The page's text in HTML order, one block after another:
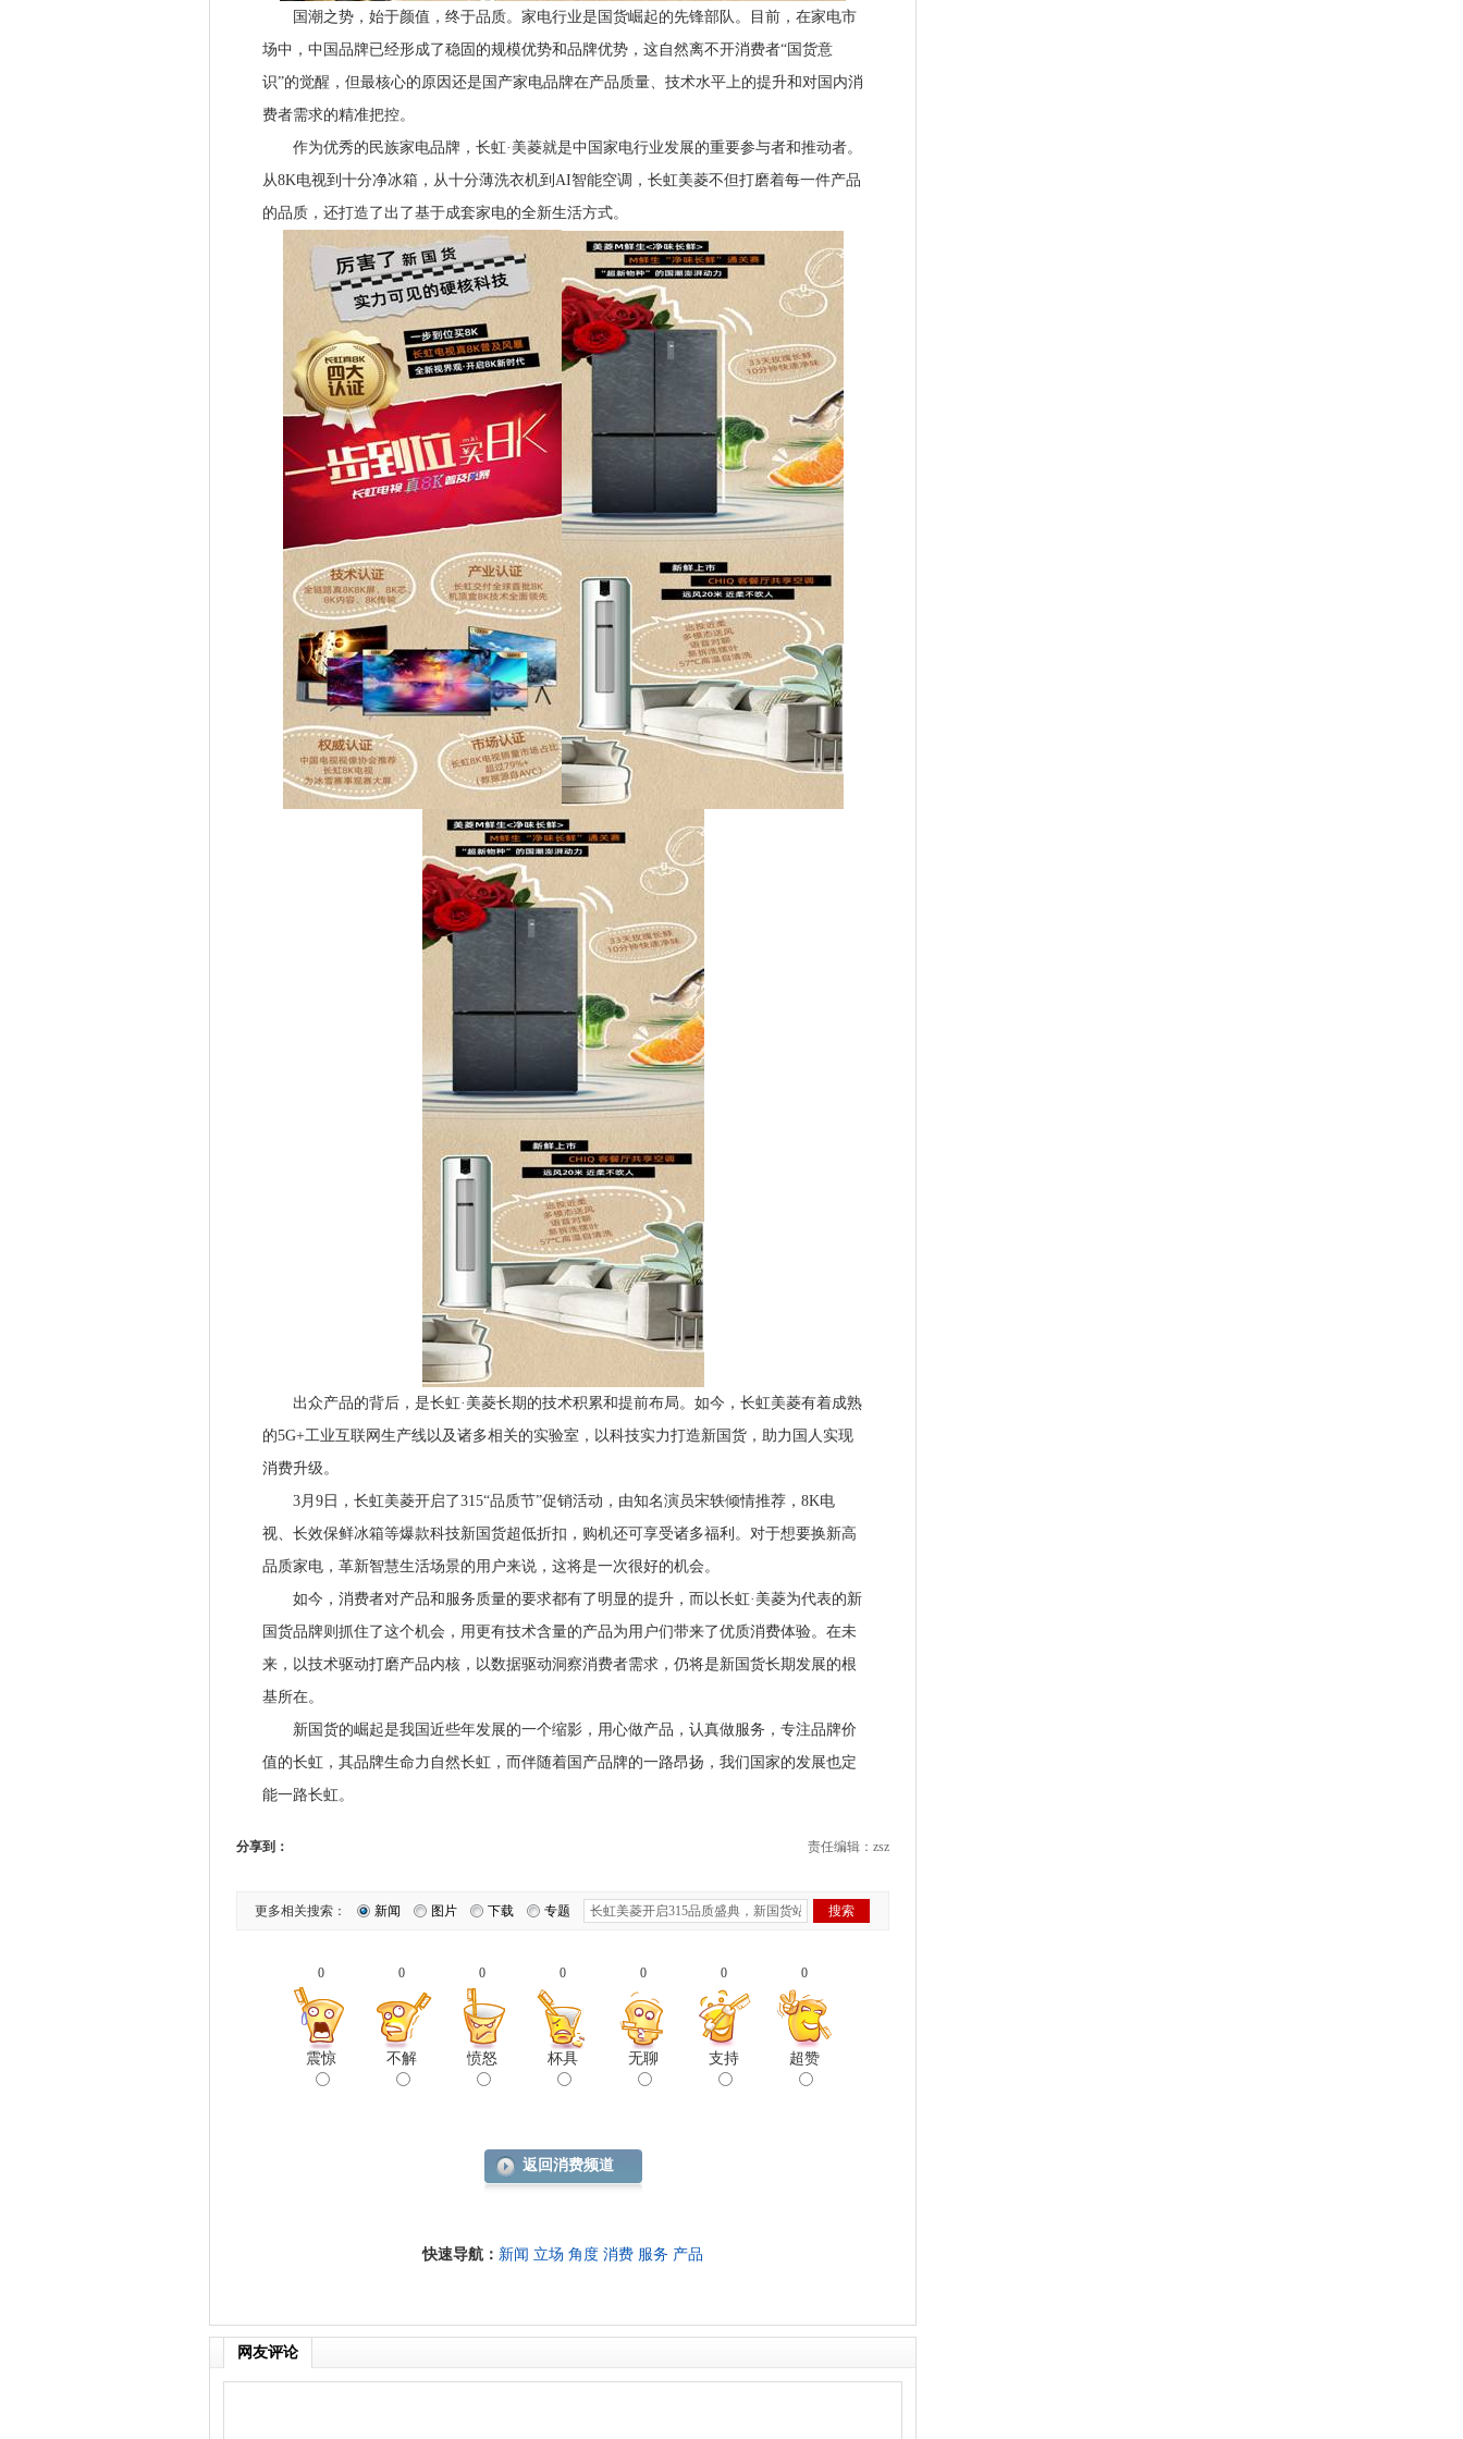
国潮之势，始于颜值，终于品质。家电行业是国货崛起的先锋部队。目前，在家电市
场中，中国品牌已经形成了稳固的规模优势和品牌优势，这自然离不开消费者“国货意
识”的觉醒，但最核心的原因还是国产家电品牌在产品质量、技术水平上的提升和对国内消
费者需求的精准把控。
作为优秀的民族家电品牌，长虹·美菱就是中国家电行业发展的重要参与者和推动者。
从8K电视到十分净冰箱，从十分薄洗衣机到AI智能空调，长虹美菱不但打磨着每一件产品
的品质，还打造了出了基于成套家电的全新生活方式。
出众产品的背后，是长虹·美菱长期的技术积累和提前布局。如今，长虹美菱有着成熟
的5G+工业互联网生产线以及诸多相关的实验室，以科技实力打造新国货，助力国人实现
消费升级。
3月9日，长虹美菱开启了315“品质节”促销活动，由知名演员宋轶倾情推荐，8K电
视、长效保鲜冰箱等爆款科技新国货超低折扣，购机还可享受诸多福利。对于想要换新高
品质家电，革新智慧生活场景的用户来说，这将是一次很好的机会。
如今，消费者对产品和服务质量的要求都有了明显的提升，而以长虹·美菱为代表的新
国货品牌则抓住了这个机会，用更有技术含量的产品为用户们带来了优质消费体验。在未
来，以技术驱动打磨产品内核，以数据驱动洞察消费者需求，仍将是新国货长期发展的根
基所在。
新国货的崛起是我国近些年发展的一个缩影，用心做产品，认真做服务，专注品牌价
值的长虹，其品牌生命力自然长虹，而伴随着国产品牌的一路昂扬，我们国家的发展也定
能一路长虹。
分享到： 责任编辑：zsz
更多相关搜索： 新闻 图片 下载 专题
0
震惊
0
不解
0
愤怒
0
杯具
0
无聊
0
支持
0
超赞
返回消费频道
快速导航： 新闻 立场 角度 消费 服务 产品
网友评论